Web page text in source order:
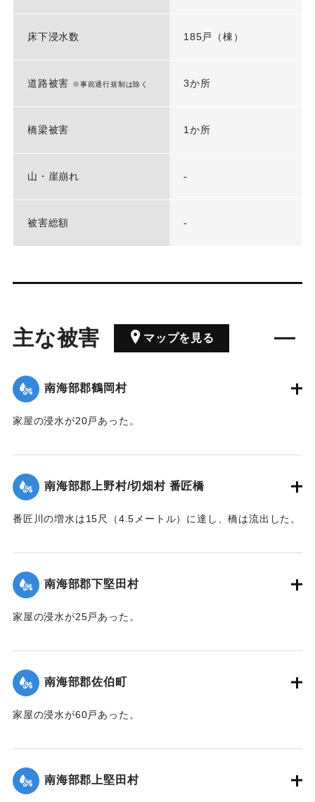
床下浸水数 185戸（棟）
道路被害 ※事前通行規制は除く 3か所
橋梁被害 1か所
山・崖崩れ -
被害総額 -
主な被害 マップを見る
南海部郡鶴岡村
家屋の浸水が20戸あった。
｜固有コード:00362007
南海部郡上野村/切畑村 番匠橋
番匠川の増水は15尺（4.5メートル）に達し、橋は流出した。
｜固有コード:00362008
南海部郡下堅田村
家屋の浸水が25戸あった。
｜固有コード:00362002
南海部郡佐伯町
家屋の浸水が60戸あった。
｜固有コード:00362003
南海部郡上堅田村